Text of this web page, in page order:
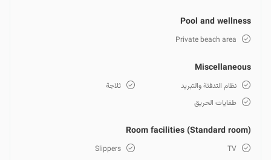
Pool and wellness
Private beach area
Miscellaneous
نظام التدفئة والتبريد
ثلاجة
طفايات الحريق
Room facilities (Standard room)
TV
Slippers